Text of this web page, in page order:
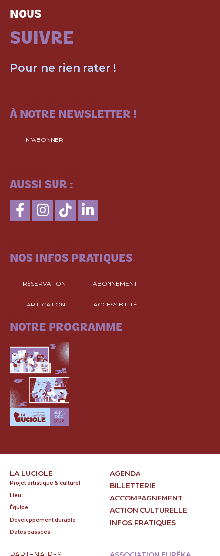
NOUS
SUIVRE
Pour ne rien rater !
À NOTRE NEWSLETTER !
M'ABONNER
AUSSI SUR :
NOS INFOS PRATIQUES
RÉSERVATION ABONNEMENT
TARIFICATION ACCESSIBILITÉ
NOTRE PROGRAMME
LA LUCIOLE
Projet artistique & culturel
Lieu
Équipe
Développement durable
Dates passées
AGENDA
BILLETTERIE
ACCOMPAGNEMENT
ACTION CULTURELLE
INFOS PRATIQUES